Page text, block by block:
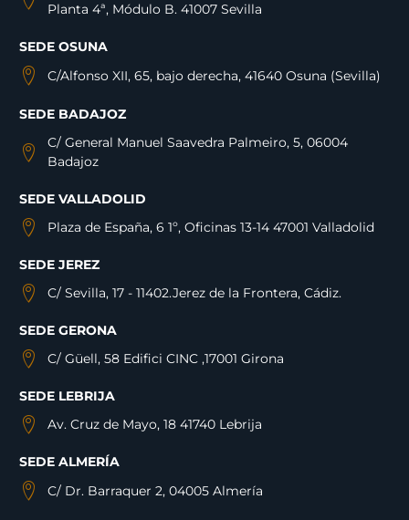
Planta 4ª, Módulo B. 41007 Sevilla
SEDE OSUNA
C/Alfonso XII, 65, bajo derecha, 41640 Osuna (Sevilla)
SEDE BADAJOZ
C/ General Manuel Saavedra Palmeiro, 5, 06004
Badajoz
SEDE VALLADOLID
Plaza de España, 6 1º, Oficinas 13-14 47001 Valladolid
SEDE JEREZ
C/ Sevilla, 17 - 11402.Jerez de la Frontera, Cádiz.
SEDE GERONA
C/ Güell, 58 Edifici CINC ,17001 Girona
SEDE LEBRIJA
Av. Cruz de Mayo, 18 41740 Lebrija
SEDE ALMERÍA
C/ Dr. Barraquer 2, 04005 Almería